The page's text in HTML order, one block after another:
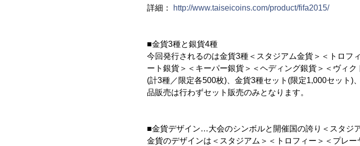
詳細： http://www.taiseicoins.com/product/fifa2015/
■金貨3種と銀貨4種
今回発行されるのは金貨3種＜スタジアム金貨＞＜トロフ
ート銀貨＞＜キーパー銀貨＞＜ヘディング銀貨＞＜ヴィ
(計3種／限定各500枚)、金貨3種セット(限定1,000セット)
品販売は行わずセット販売のみとなります。
■金貨デザイン…大会のシンボルと開催国の誇り＜スタジ
金貨のデザインは＜スタジアム＞＜トロフィー＞＜プレ